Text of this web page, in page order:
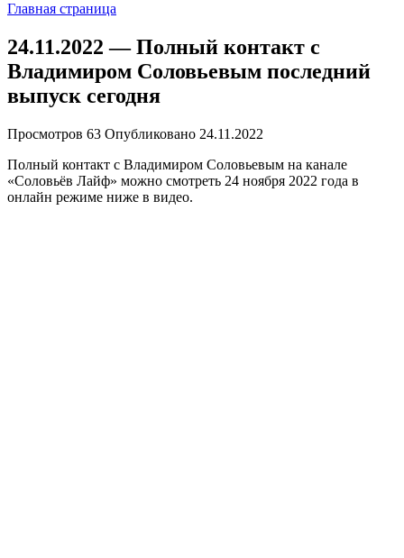
Главная страница
24.11.2022 — Полный контакт с
Владимиром Соловьевым последний
выпуск сегодня
Просмотров 63 Опубликовано 24.11.2022
Полный контакт с Владимиром Соловьевым на канале
«Соловьёв Лайф» можно смотреть 24 ноября 2022 года в
онлайн режиме ниже в видео.